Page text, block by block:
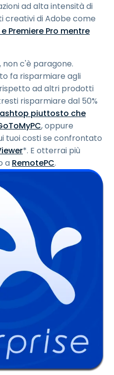
ad alta intensità di
creativi di Adobe come
Premiere Pro mentre
c'è paragone.
fa risparmiare agli
ad altri prodotti
risparmiare dal 50%
piuttosto che
, oppure
tuoi costi se confrontato
*. E otterrai più
a RemotePC.